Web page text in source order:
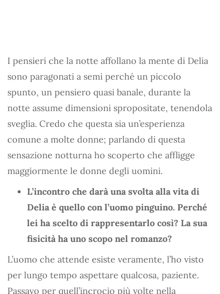
I pensieri che la notte affollano la mente di Delia
sono paragonati a semi perché un piccolo
spunto, un pensiero quasi banale, durante la
notte assume dimensioni spropositate, tenendola
sveglia. Credo che questa sia un’esperienza
comune a molte donne; parlando di questa
sensazione notturna ho scoperto che affligge
maggiormente le donne degli uomini.
L’incontro che darà una svolta alla vita di
Delia è quello con l’uomo pinguino. Perché
lei ha scelto di rappresentarlo così? La sua
fisicità ha uno scopo nel romanzo?
L’uomo che attende esiste veramente, l’ho visto
per lungo tempo aspettare qualcosa, paziente.
Passavo per quell’incrocio più volte nella